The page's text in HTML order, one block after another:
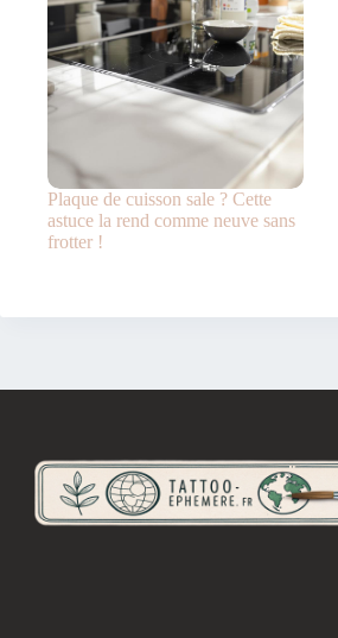
Plaque de cuisson sale ? Cette
astuce la rend comme neuve sans
frotter !